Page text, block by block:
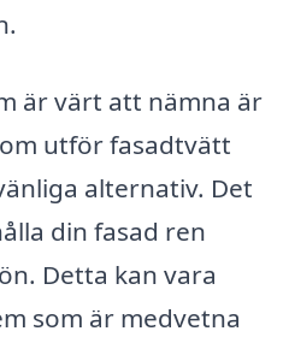
är värt att nämna är
utför fasadtvätt
alternativ. Det
din fasad ren
Detta kan vara
som är medvetna